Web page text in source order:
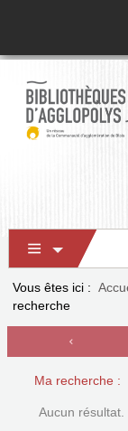
Vous êtes ici :
recherche
Ma recherche :
Aucun résultat.